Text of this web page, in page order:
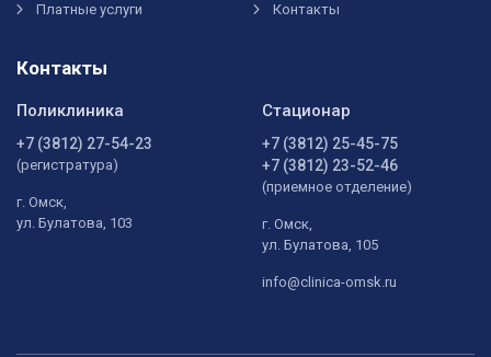
Платные услуги Контакты
Контакты
Поликлиника
+7 (3812) 27-54-23
(регистратура)
г. Омск,
ул. Булатова, 103
Стационар
+7 (3812) 25-45-75
+7 (3812) 23-52-46
(приемное отделение)
г. Омск,
ул. Булатова, 105
info@clinica-omsk.ru